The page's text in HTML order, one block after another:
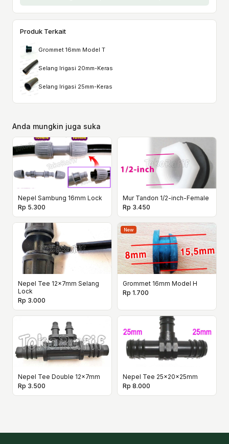
Produk Terkait
Grommet 16mm Model T
Selang Irigasi 20mm-Keras
Selang Irigasi 25mm-Keras
Anda mungkin juga suka
Nepel Sambung 16mm Lock
Rp 5.300
Mur Tandon 1/2-inch-Female
Rp 3.450
Nepel Tee 12x7mm Selang
Lock
Rp 3.000
New
Grommet 16mm Model H
Rp 1.700
Nepel Tee Double 12x7mm
Rp 3.500
Nepel Tee 25x20x25mm
Rp 8.000